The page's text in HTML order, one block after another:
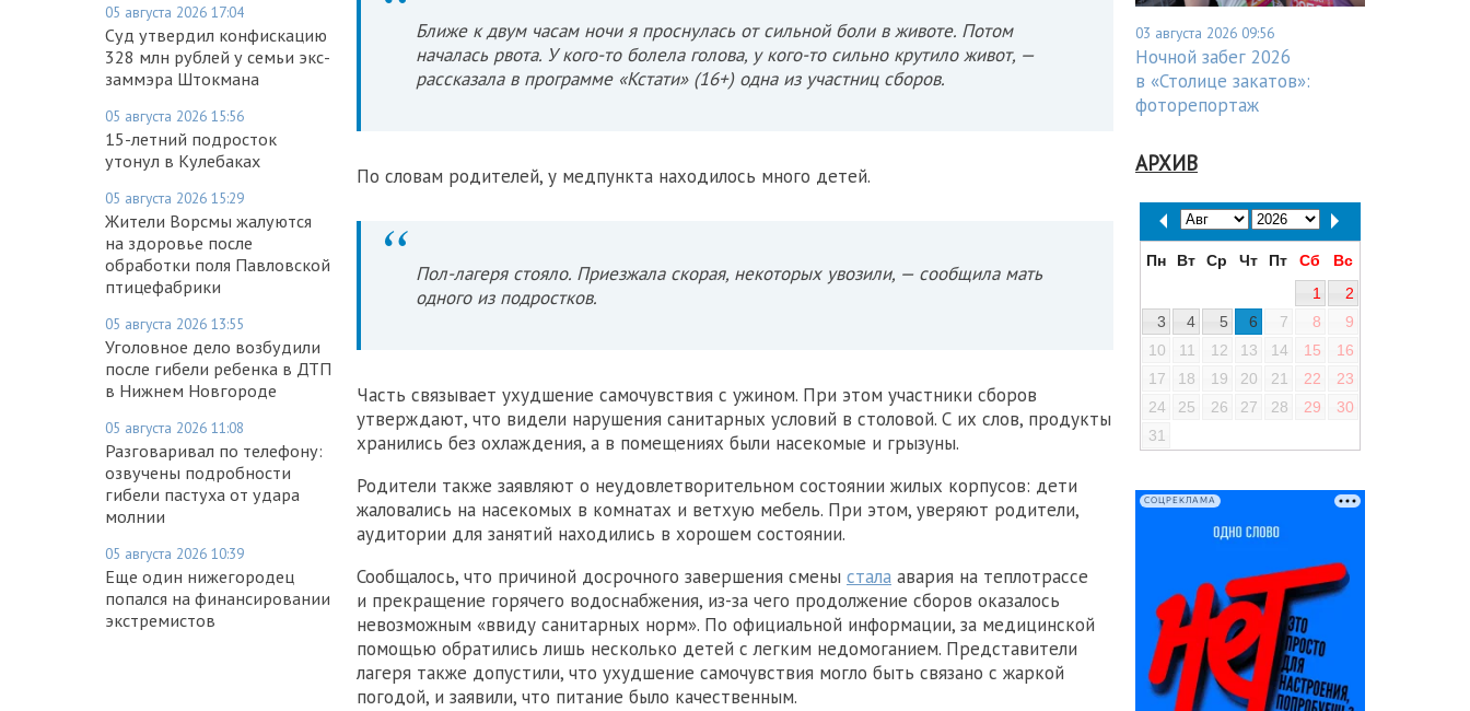
05 августа 2026 17:04
Суд утвердил конфискацию
328 млн рублей у семьи экс-
заммэра Штокмана
05 августа 2026 15:56
15-летний подросток
утонул в Кулебаках
05 августа 2026 15:29
Жители Ворсмы жалуются
на здоровье после
обработки поля Павловской
птицефабрики
05 августа 2026 13:55
Уголовное дело возбудили
после гибели ребенка в ДТП
в Нижнем Новгороде
05 августа 2026 11:08
Разговаривал по телефону:
озвучены подробности
гибели пастуха от удара
молнии
05 августа 2026 10:39
Еще один нижегородец
попался на финансировании
экстремистов
Ближе к двум часам ночи я проснулась от сильной боли в животе. Потом
началась рвота. У кого-то болела голова, у кого-то сильно крутило живот, —
рассказала в программе «Кстати» (16+) одна из участниц сборов.
По словам родителей, у медпункта находилось много детей.
Пол-лагеря стояло. Приезжала скорая, некоторых увозили, — сообщила мать
одного из подростков.
Часть связывает ухудшение самочувствия с ужином. При этом участники сборов
утверждают, что видели нарушения санитарных условий в столовой. С их слов, продукты
хранились без охлаждения, а в помещениях были насекомые и грызуны.
Родители также заявляют о неудовлетворительном состоянии жилых корпусов: дети
жаловались на насекомых в комнатах и ветхую мебель. При этом, уверяют родители,
аудитории для занятий находились в хорошем состоянии.
Сообщалось, что причиной досрочного завершения смены стала авария на теплотрассе
и прекращение горячего водоснабжения, из-за чего продолжение сборов оказалось
невозможным «ввиду санитарных норм». По официальной информации, за медицинской
помощью обратились лишь несколько детей с легким недомоганием. Представители
лагеря также допустили, что ухудшение самочувствия могло быть связано с жаркой
погодой, и заявили, что питание было качественным.
03 августа 2026 09:56
Ночной забег 2026
в «Столице закатов»:
фоторепортаж
АРХИВ
Пн Вт Ср Чт Пт Сб
Вс
1
2
3
4 5 6 7 8
9
10
11 12 13 14 15
16
17
18 19 20 21 22
23
24
25 26 27 28 29
30
31
СОЦРЕКЛАМА